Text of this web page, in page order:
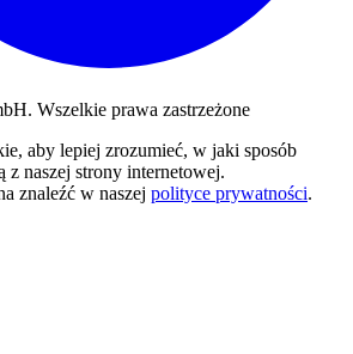
Wszelkie prawa zastrzeżone
aby lepiej zrozumieć, w jaki sposób
naszej strony internetowej.
znaleźć w naszej polityce prywatności.